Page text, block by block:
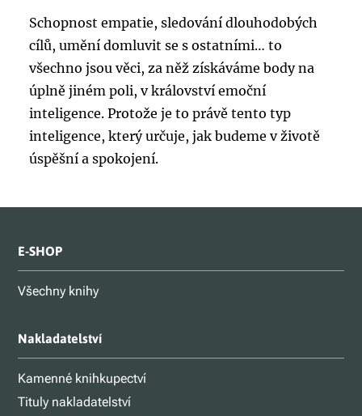
Schopnost empatie, sledování dlouhodobých
cílů, umění domluvit se s ostatními… to
všechno jsou věci, za něž získáváme body na
úplně jiném poli, v království emoční
inteligence. Protože je to právě tento typ
inteligence, který určuje, jak budeme v životě
úspěšní a spokojení.
E-SHOP
Všechny knihy
Nakladatelství
Kamenné knihkupectví
Tituly nakladatelství